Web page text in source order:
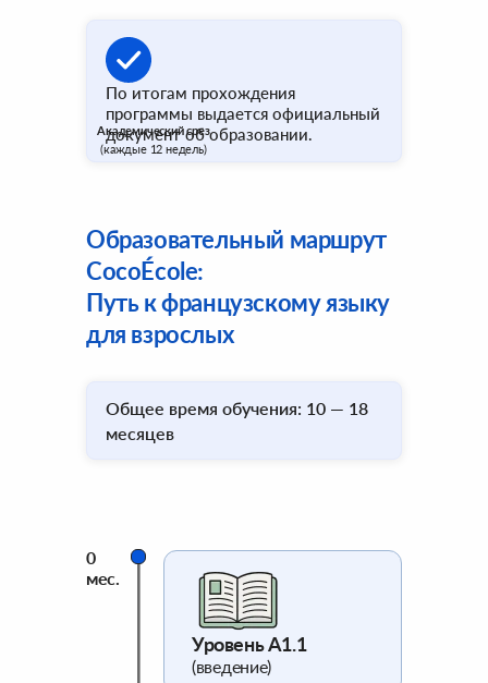
По итогам прохождения
программы выдается официальный
документ об образовании.
Образовательный маршрут
CocoÉcole:
Путь к французскому языку
для взрослых
Общее время обучения: 10 — 18
месяцев
Уровень A1.1
(введение)
0
мес.
Академический срез
(каждые 12 недель)